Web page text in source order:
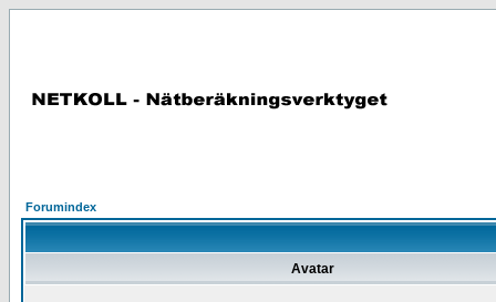
Forumindex
Avatar